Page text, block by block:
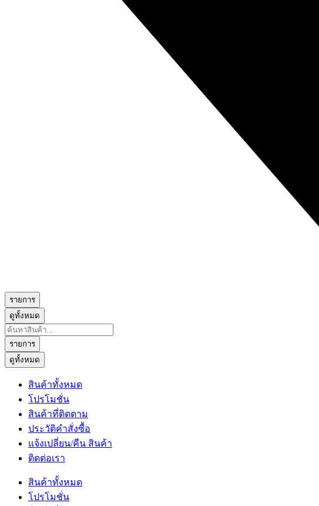
รายการ
ดูทั้งหมด
Search
...
รายการ
ดูทั้งหมด
สินค้าทั้งหมด
โปรโมชั่น
สินค้าที่ติดตาม
ประวัติคำสั่งซื้อ
แจ้งเปลี่ยน/คืน สินค้า
ติดต่อเรา
สินค้าทั้งหมด
โปรโมชั่น